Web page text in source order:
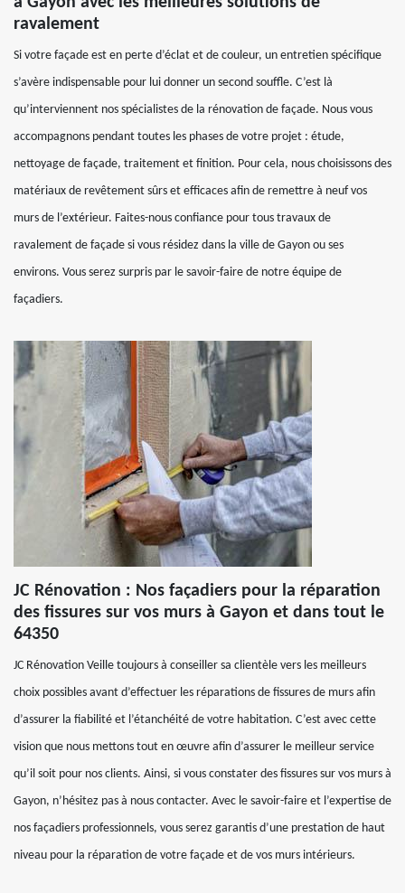
ravalement
Si votre façade est en perte d’éclat et de couleur, un entretien spécifique
s’avère indispensable pour lui donner un second souffle. C’est là
qu’interviennent nos spécialistes de la rénovation de façade. Nous vous
accompagnons pendant toutes les phases de votre projet : étude,
nettoyage de façade, traitement et finition. Pour cela, nous choisissons des
matériaux de revêtement sûrs et efficaces afin de remettre à neuf vos
murs de l’extérieur. Faites-nous confiance pour tous travaux de
ravalement de façade si vous résidez dans la ville de Gayon ou ses
environs. Vous serez surpris par le savoir-faire de notre équipe de
façadiers.
JC Rénovation : Nos façadiers pour la réparation
des fissures sur vos murs à Gayon et dans tout le
64350
JC Rénovation Veille toujours à conseiller sa clientèle vers les meilleurs
choix possibles avant d’effectuer les réparations de fissures de murs afin
d’assurer la fiabilité et l’étanchéité de votre habitation. C’est avec cette
vision que nous mettons tout en œuvre afin d’assurer le meilleur service
qu’il soit pour nos clients. Ainsi, si vous constater des fissures sur vos murs à
Gayon, n’hésitez pas à nous contacter. Avec le savoir-faire et l’expertise de
nos façadiers professionnels, vous serez garantis d’une prestation de haut
niveau pour la réparation de votre façade et de vos murs intérieurs.